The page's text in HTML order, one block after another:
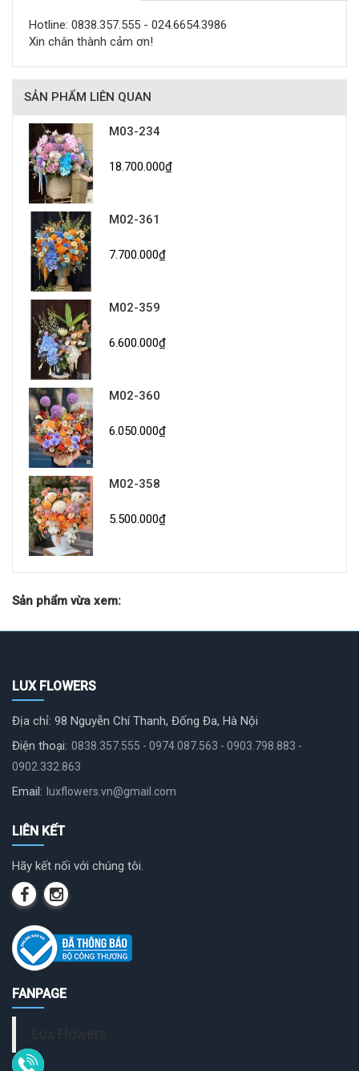
Hotline: 0838.357.555 - 024.6654.3986
Xin chân thành cảm ơn!
SẢN PHẨM LIÊN QUAN
M03-234
18.700.000₫
M02-361
7.700.000₫
M02-359
6.600.000₫
M02-360
6.050.000₫
M02-358
5.500.000₫
Sản phẩm vừa xem:
LUX FLOWERS
Địa chỉ: 98 Nguyễn Chí Thanh, Đống Đa, Hà Nội
Điện thoại: 0838.357.555 - 0974.087.563 - 0903.798.883 -
0902.332.863
Email: luxflowers.vn@gmail.com
LIÊN KẾT
Hãy kết nối với chúng tôi.
FANPAGE
Lux Flowers